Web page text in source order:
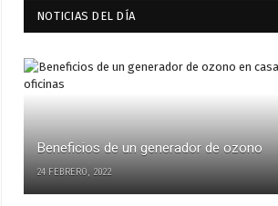
NOTICIAS DEL DÍA
Beneficios de un generador de ozono
24 FEBRERO, 2022